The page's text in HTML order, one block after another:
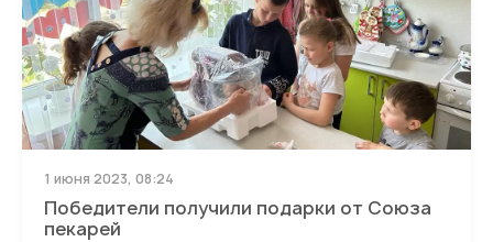
Победители получили подарки от Союза
пекарей
1 июня 2023, 08:24